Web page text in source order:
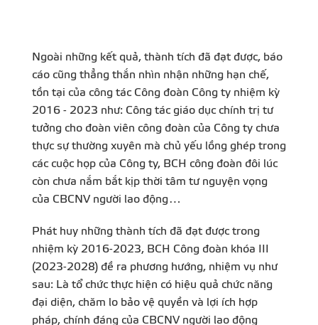
Ngoài những kết quả, thành tích đã đạt được, báo
cáo cũng thẳng thắn nhìn nhận những hạn chế,
tồn tại của công tác Công đoàn Công ty nhiệm kỳ
2016 - 2023 như: Công tác giáo dục chính trị tư
tưởng cho đoàn viên công đoàn của Công ty chưa
thực sự thường xuyên mà chủ yếu lồng ghép trong
các cuộc họp của Công ty, BCH công đoàn đôi lúc
còn chưa nắm bắt kịp thời tâm tư nguyện vọng
của CBCNV người lao động…
Phát huy những thành tích đã đạt được trong
nhiệm kỳ 2016-2023, BCH Công đoàn khóa III
(2023-2028) đề ra phương hướng, nhiệm vụ như
sau: Là tổ chức thực hiện có hiệu quả chức năng
đại diện, chăm lo bảo vệ quyền và lợi ích hợp
pháp, chính đáng của CBCNV người lao động